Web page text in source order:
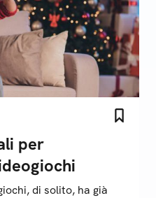
per
di solito, ha già